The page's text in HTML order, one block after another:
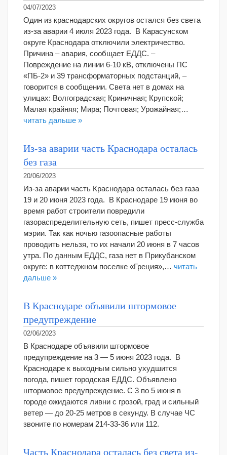
04/07/2023
Один из краснодарских округов остался без света
из-за аварии 4 июля 2023 года. В Карасунском
округе Краснодара отключили электричество.
Причина – авария, сообщает ЕДДС. –
Повреждение на линии 6-10 кВ, отключены ПС
«ПБ-2» и 39 трансформаторных подстанций, –
говорится в сообщении. Света нет в домах на
улицах: Волгоградская; Криничная; Крупской;
Малая крайняя; Мира; Почтовая; Урожайная;…
читать дальше »
Из-за аварии часть Краснодара осталась
без газа
20/06/2023
Из-за аварии часть Краснодара осталась без газа
19 и 20 июня 2023 года. В Краснодаре 19 июня во
время работ строители повредили
газораспределительную сеть, пишет пресс-служба
мэрии. Так как ночью газоопасные работы
проводить нельзя, то их начали 20 июня в 7 часов
утра. По данным ЕДДС, газа нет в Прикубанском
округе: в коттеджном поселке «Греция»,… читать
дальше »
В Краснодаре объявили штормовое
предупреждение
02/06/2023
В Краснодаре объявили штормовое
предупреждение на 3 — 5 июня 2023 года. В
Краснодаре к выходным сильно ухудшится
погода, пишет городская ЕДДС. Объявлено
штормовое предупреждение. С 3 по 5 июня в
городе ожидаются ливни с грозой, град и сильный
ветер — до 20-25 метров в секунду. В случае ЧС
звоните по номерам 214-33-36 или 112.
Часть Краснодара осталась без света из-